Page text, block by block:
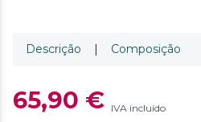
Descrição | Composição
65,90 € IVA incluído